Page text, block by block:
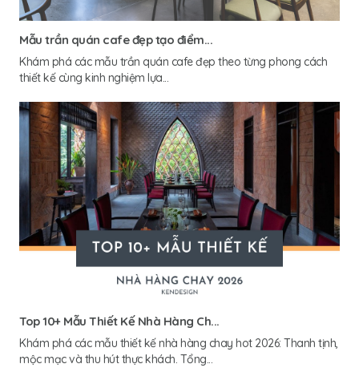
Mẫu trần quán cafe đẹp tạo điểm...
Khám phá các mẫu trần quán cafe đẹp theo từng phong cách
thiết kế cùng kinh nghiệm lựa...
Top 10+ Mẫu Thiết Kế Nhà Hàng Ch...
Khám phá các mẫu thiết kế nhà hàng chay hot 2026: Thanh tịnh,
mộc mạc và thu hút thực khách. Tổng...